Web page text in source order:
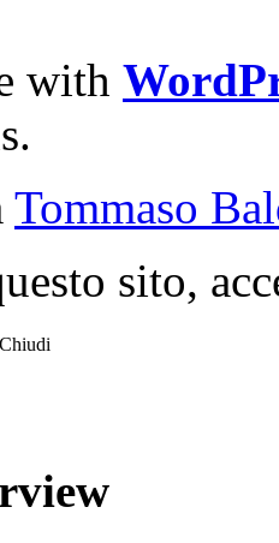
with
Tommaso
sito,
Chiudi